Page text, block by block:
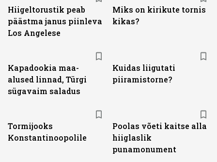
Hiigeltorustik peab
päästma janus piinleva
Los Angelese
Miks on kirikute tornis
kikas?
Kapadookia maa-
alused linnad, Türgi
sügavaim saladus
Kuidas liigutati
piiramistorne?
Tormijooks
Konstantinoopolile
Poolas võeti kaitse alla
hiiglaslik
punamonument